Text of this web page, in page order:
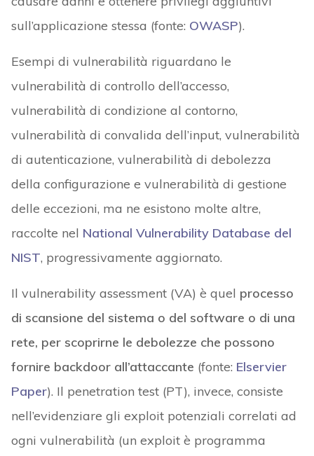
sull’applicazione stessa (fonte: OWASP).
Esempi di vulnerabilità riguardano le
vulnerabilità di controllo dell’accesso,
vulnerabilità di condizione al contorno,
vulnerabilità di convalida dell’input, vulnerabilità
di autenticazione, vulnerabilità di debolezza
della configurazione e vulnerabilità di gestione
delle eccezioni, ma ne esistono molte altre,
raccolte nel National Vulnerability Database del
NIST, progressivamente aggiornato.
Il vulnerability assessment (VA) è quel processo
di scansione del sistema o del software o di una
rete, per scoprirne le debolezze che possono
fornire backdoor all’attaccante (fonte: Elservier
Paper). Il penetration test (PT), invece, consiste
nell’evidenziare gli exploit potenziali correlati ad
ogni vulnerabilità (un exploit è programma